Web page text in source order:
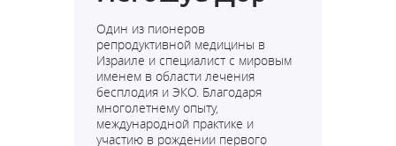
Один из пионеров
репродуктивной медицины в
Израиле и специалист с мировым
именем в области лечения
бесплодия и ЭКО. Благодаря
многолетнему опыту,
международной практике и
участию в рождении первого